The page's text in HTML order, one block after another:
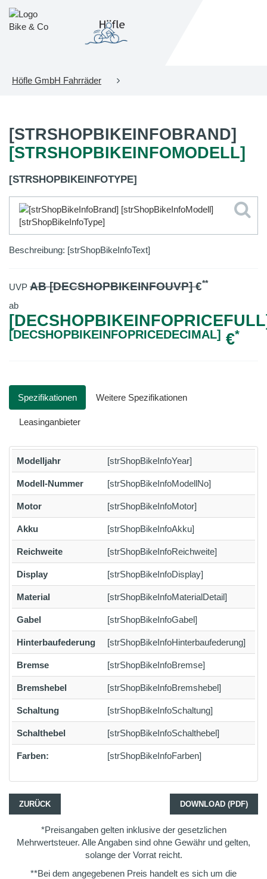
Höfle GmbH Fahrräder
[STRSHOPBIKEINFOBRAND]
[STRSHOPBIKEINFOMODELL]
[STRSHOPBIKEINFOTYPE]
Beschreibung: [strShopBikeInfoText]
UVP AB [DECSHOPBIKEINFOUVP]€**
ab
[DECSHOPBIKEINFOPRICEDECIMAL] €*
Spezifikationen Weitere Spezifikationen
Leasinganbieter
Modelljahr [strShopBikeInfoYear]
Modell-Nummer [strShopBikeInfoModellNo]
Motor [strShopBikeInfoMotor]
Akku [strShopBikeInfoAkku]
Reichweite [strShopBikeInfoReichweite]
Display [strShopBikeInfoDisplay]
Material [strShopBikeInfoMaterialDetail]
Gabel [strShopBikeInfoGabel]
Hinterbaufederung [strShopBikeInfoHinterbaufederung]
Bremse [strShopBikeInfoBremse]
Bremshebel [strShopBikeInfoBremshebel]
Schaltung [strShopBikeInfoSchaltung]
Schalthebel [strShopBikeInfoSchalthebel]
Farben: [strShopBikeInfoFarben]
ZURÜCK DOWNLOAD (PDF)
*Preisangaben gelten inklusive der gesetzlichen
Mehrwertsteuer. Alle Angaben sind ohne Gewähr und gelten,
solange der Vorrat reicht.
**Bei dem angegebenen Preis handelt es sich um die